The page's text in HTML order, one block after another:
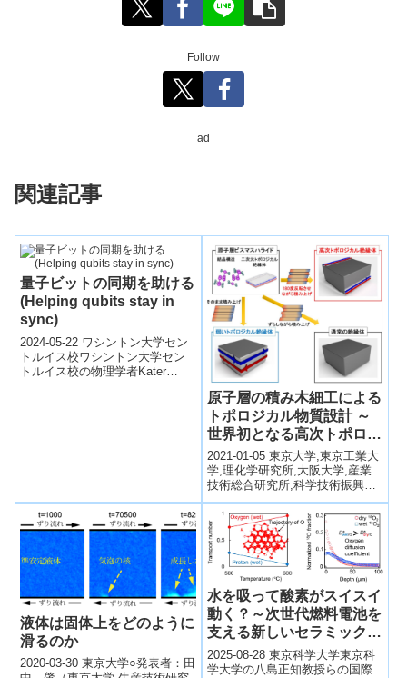
Follow
ad
関連記事
量子ビットの同期を助ける
(Helping qubits stay in
sync)
2024-05-22 ワシントン大学セン
トルイス校ワシントン大学セン
トルイス校の物理学者Kater
原子層の積み木細工による
トポロジカル物質設計 ～
世界初となる高次トポロジ
カル絶縁体の実証～
2021-01-05 東京大学,東京工業大
学,理化学研究所,大阪大学,産業
技術総合研究所,科学技術振興機
構ポイント 原子層の積み方の違
いでさまざまなトポロジカル...
液体は固体上をどのように
滑るのか
2020-03-30 東京大学○発表者：田
水を吸って酸素がスイスイ
動く？～次世代燃料電池を
支える新しいセラミックス
の秘密を解明～
2025-08-28 東京科学大学東京科
学大学の八島正知教授らの国際